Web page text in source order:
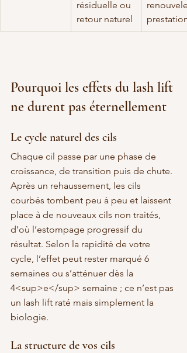
résiduelle ou
retour naturel
prestation
Pourquoi les effets du lash lift
ne durent pas éternellement
Le cycle naturel des cils
Chaque cil passe par une phase de
croissance, de transition puis de chute.
Après un rehaussement, les cils
courbés tombent peu à peu et laissent
place à de nouveaux cils non traités,
d’où l’estompage progressif du
résultat. Selon la rapidité de votre
cycle, l’effet peut rester marqué 6
semaines ou s’atténuer dès la
4<sup>e</sup> semaine ; ce n’est pas
un lash lift raté mais simplement la
biologie.
La structure de vos cils